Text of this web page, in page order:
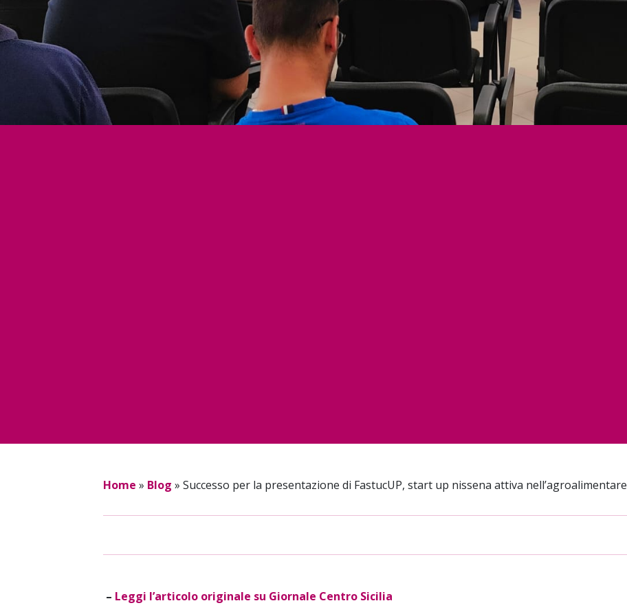
Home » Blog » Successo per la presentazione di FastucUP, start up nissena attiva nell’agroalimentare
– Leggi l’articolo originale su Giornale Centro Sicilia